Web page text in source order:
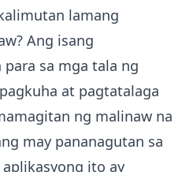
lamang
Ang isang
sa mga tala ng
at pagtatalaga
ng malinaw na
may pananagutan sa
ito ay